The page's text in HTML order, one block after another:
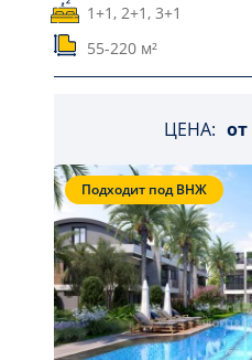
1+1, 2+1, 3+1
55-220 м²
ЦЕНА: от
Подходит под ВНЖ